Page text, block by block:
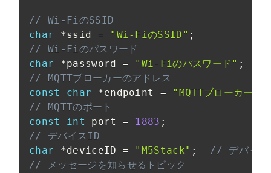
// Wi-FiのSSID
char
*ssid = "Wi-FiのSSID" ;
// Wi-Fiのパスワード
char
*password = "Wi-Fiのパスワード" ;
// MQTTブローカーのアドレス
const
char *endpoint =
"MQTTブローカーの
// MQTTのポート
const
int port = 1883 ;
// デバイスID
char
*deviceID = "M5Stack" ;
// デバイス
// メッセージを知らせるトピック